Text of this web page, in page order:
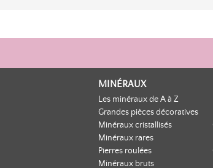
MINÉRAUX
Les minéraux de A à Z
Grandes pièces décoratives
Minéraux cristallisés
Minéraux rares
Pierres roulées
Minéraux bruts